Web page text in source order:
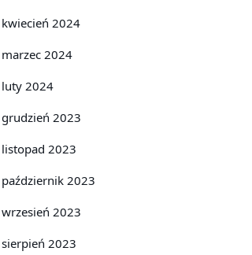
kwiecień 2024
marzec 2024
luty 2024
grudzień 2023
listopad 2023
październik 2023
wrzesień 2023
sierpień 2023